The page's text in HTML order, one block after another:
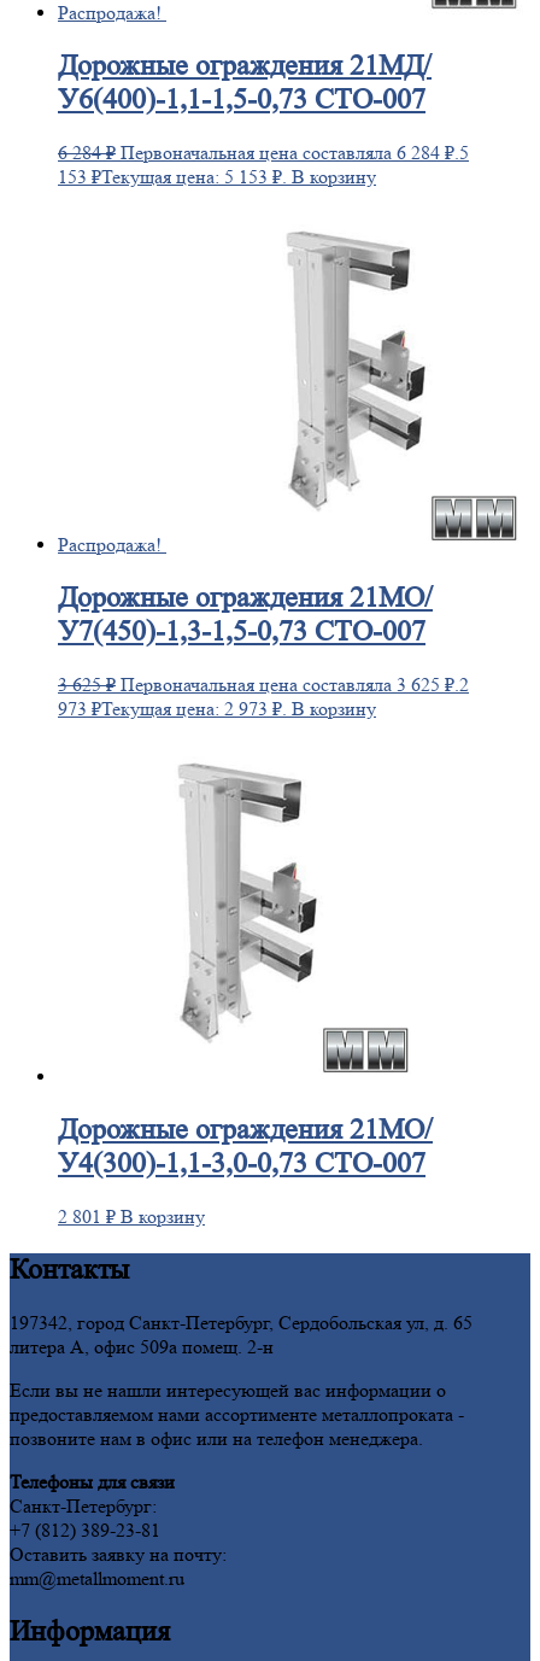
Распродажа!
Дорожные ограждения 21МД/
У6(400)-1,1-1,5-0,73 СТО-007
6 284₽ Первоначальная цена составляла 6 284 ₽.5
153 ₽Текущая цена: 5 153 ₽. В корзину
Распродажа!
Дорожные ограждения 21МО/
У7(450)-1,3-1,5-0,73 СТО-007
3 625₽ Первоначальная цена составляла 3 625 ₽.2
973 ₽Текущая цена: 2 973 ₽. В корзину
Дорожные ограждения 21МО/
У4(300)-1,1-3,0-0,73 СТО-007
2 801 ₽ В корзину
Контакты
197342, город Санкт-Петербург, Сердобольская ул, д. 65
литера А, офис 509а помещ. 2-н
Если вы не нашли интересующей вас информации о
предоставляемом нами ассортименте металлопроката -
позвоните нам в офис или на телефон менеджера.
Телефоны для связи
Санкт-Петербург:
+7 (812) 389-23-81
Оставить заявку на почту:
mm@metallmoment.ru
Информация